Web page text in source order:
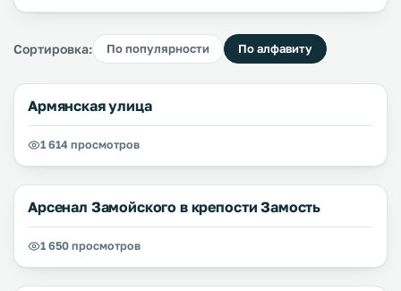
Сортировка: По популярности По алфавиту
Армянская улица
1 614 просмотров
Арсенал Замойского в крепости Замость
1 650 просмотров